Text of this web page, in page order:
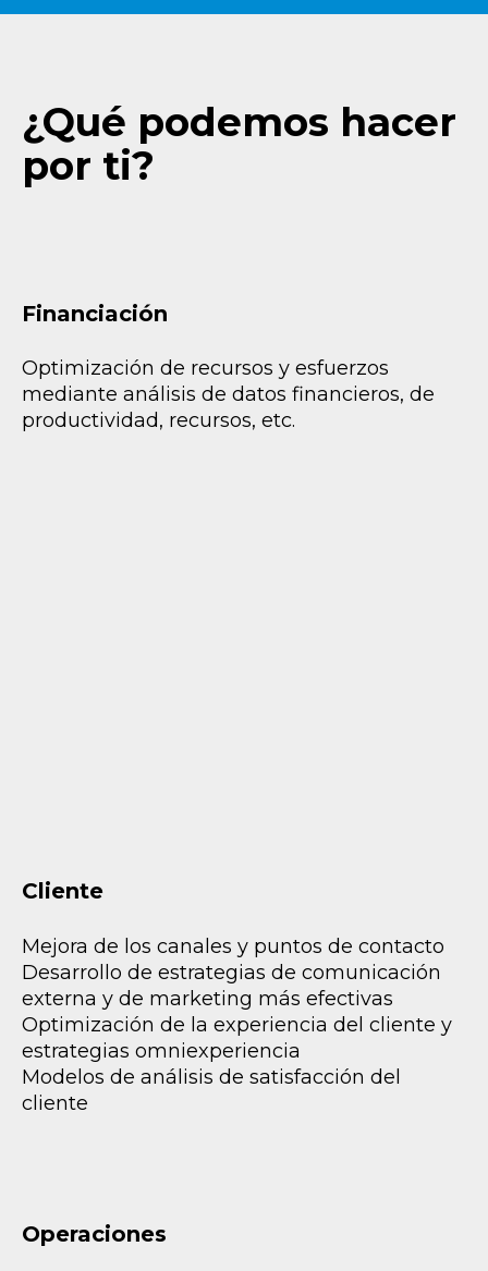
¿Qué podemos hacer
por ti?
Financiación
Optimización de recursos y esfuerzos
mediante análisis de datos financieros, de
productividad, recursos, etc.
Cliente
Mejora de los canales y puntos de contacto
Desarrollo de estrategias de comunicación
externa y de marketing más efectivas
Optimización de la experiencia del cliente y
estrategias omniexperiencia
Modelos de análisis de satisfacción del
cliente
Operaciones